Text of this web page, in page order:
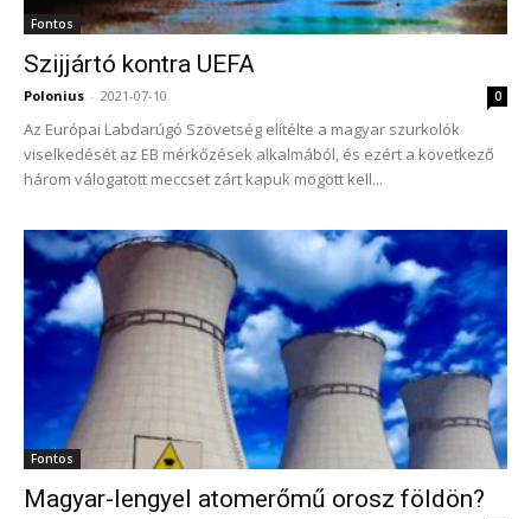
Fontos
Szijjártó kontra UEFA
Polonius - 2021-07-10 0
Az Európai Labdarúgó Szövetség elítélte a magyar szurkolók
viselkedését az EB mérkőzések alkalmából, és ezért a következő
három válogatott meccset zárt kapuk mögött kell...
Fontos
Magyar-lengyel atomerőmű orosz földön?